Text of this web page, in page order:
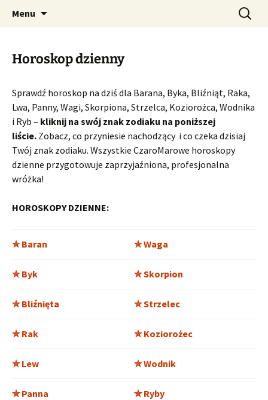
CzaroMarowy horoskop
dzienny, miesięczny i
tygodniowy
Profesjonalne przepowiednie astrologiczne
Menu Szukaj:
Horoskop dzienny
Sprawdź horoskop na dziś dla Barana, Byka, Bliźniąt, Raka,
Lwa, Panny, Wagi, Skorpiona, Strzelca, Koziorożca, Wodnika
i Ryb – kliknij na swój znak zodiaku na poniższej
liście. Zobacz, co przyniesie nachodzący i co czeka dzisiaj
Twój znak zodiaku. Wszystkie CzaroMarowe horoskopy
dzienne przygotowuje zaprzyjaźniona, profesjonalna
wróżka!
HOROSKOPY DZIENNE:
✮ Baran ✮ Waga
✮ Byk ✮ Skorpion
✮ Bliźnięta ✮ Strzelec
✮ Rak ✮ Koziorożec
✮ Lew ✮ Wodnik
✮ Panna ✮ Ryby